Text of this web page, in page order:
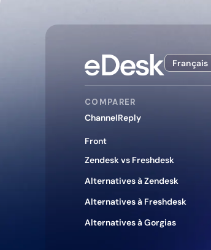
Français
COMPARER
ChannelReply
Front
Zendesk vs Freshdesk
Alternatives à Zendesk
Alternatives à Freshdesk
Alternatives à Gorgias